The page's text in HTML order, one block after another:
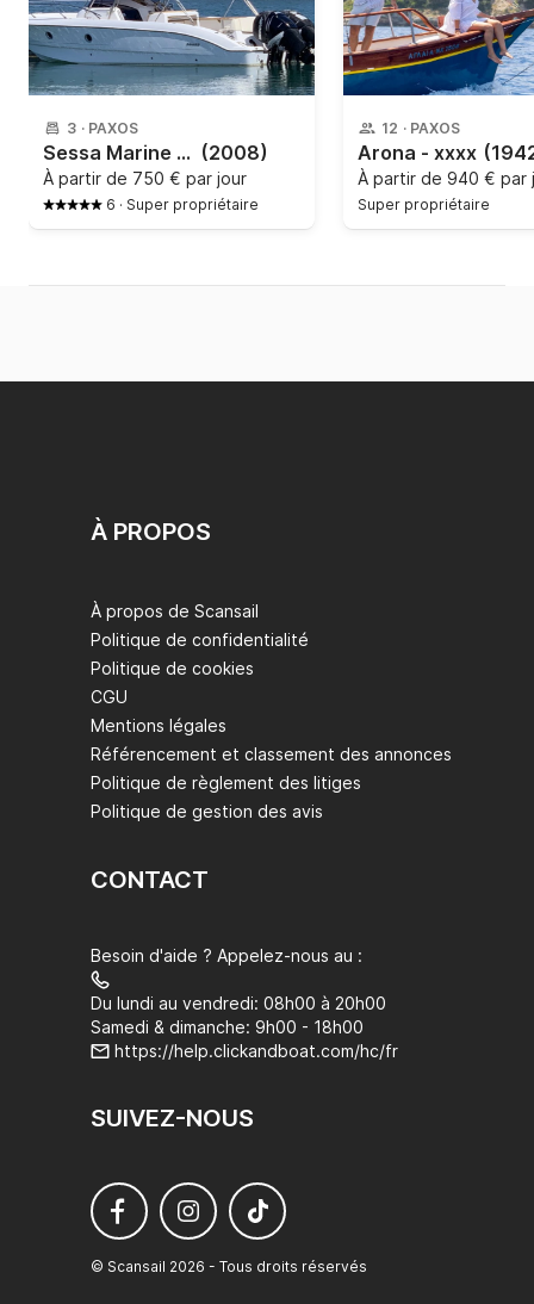
3 · PAXOS
Sessa Marine - Key largo 28 (2008)
À partir de 750 € par jour
6 · Super propriétaire
12 · PAXOS
Arona - xxxx
À partir de 940 € par
Super propriétaire
À PROPOS
À propos de Scansail
Politique de confidentialité
Politique de cookies
CGU
Mentions légales
Référencement et classement des annonces
Politique de règlement des litiges
Politique de gestion des avis
CONTACT
Besoin d'aide ? Appelez-nous au :
Du lundi au vendredi: 08h00 à 20h00
Samedi & dimanche: 9h00 - 18h00
https://help.clickandboat.com/hc/fr
SUIVEZ-NOUS
© Scansail 2026 - Tous droits réservés